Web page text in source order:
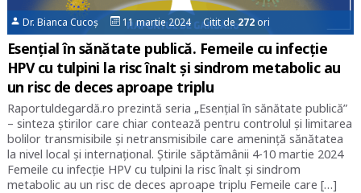
Dr. Bianca Cucoș 11 martie 2024 Citit de272ori
Esențial în sănătate publică. Femeile cu infecție
HPV cu tulpini la risc înalt și sindrom metabolic au
un risc de deces aproape triplu
Raportuldegardă.ro prezintă seria „Esențial în sănătate publică”
– sinteza știrilor care chiar contează pentru controlul și limitarea
bolilor transmisibile și netransmisibile care amenință sănătatea
la nivel local și internațional. Știrile săptămânii 4-10 martie 2024
Femeile cu infecție HPV cu tulpini la risc înalt și sindrom
metabolic au un risc de deces aproape triplu Femeile care […]